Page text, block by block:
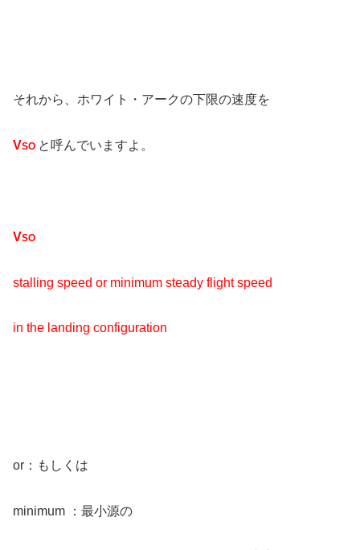
それから、ホワイト・アークの下限の速度を
VSO と呼んでいますよ。
VSO
stalling speed or minimum steady flight speed
in the landing configuration
or：もしくは
minimum ：最小源の